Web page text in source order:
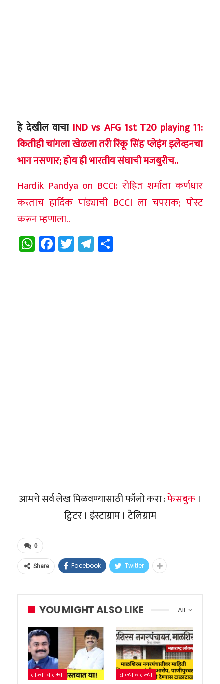
हे देखील वाचा IND vs AFG 1st T20 playing 11:
कितीही चांगला खेळला तरी रिंकू सिंह प्लेइंग इलेव्हनचा
भाग नसणार; होय ही भारतीय संघाची मजबुरीच..
Hardik Pandya on BCCI: रोहित शर्माला कर्णधार
करताच हार्दिक पांड्याची BCCI ला चपराक; पोस्ट
करून म्हणाला..
WhatsApp
Facebook
TwitterTelegram
आमचे सर्व लेख मिळवण्यासाठी फॉलो करा :फेसबुक ।
ट्विटर । इंस्टाग्राम । टेलिग्राम
0
Share Facebook Twitter
All
YOU MIGHT ALSO LIKE
ताज्या बातम्या ताज्या बातम्या